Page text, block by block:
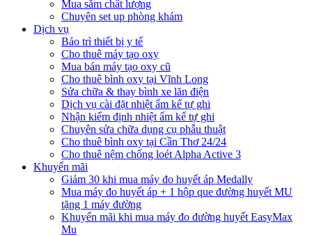
Mua sắm chất lượng
Chuyên set up phòng khám
Dịch vụ
Bảo trì thiết bị y tế
Cho thuê máy tạo oxy
Mua bán máy tạo oxy cũ
Cho thuê bình oxy tại Vĩnh Long
Sửa chữa & thay bình xe lăn điện
Dịch vụ cài đặt nhiệt ẩm kế tự ghi
Nhận kiểm định nhiệt ẩm kế tự ghi
Chuyên sửa chữa dụng cụ phẫu thuật
Cho thuê bình oxy tại Cần Thơ 24/24
Cho thuê nệm chống loét Alpha Active 3
Khuyến mãi
Giảm 30 khi mua máy đo huyết áp Medally
Mua máy đo huyết áp + 1 hộp que đường huyết MU
tặng 1 máy đường
Khuyến mãi khi mua máy đo đường huyết EasyMax
Mu